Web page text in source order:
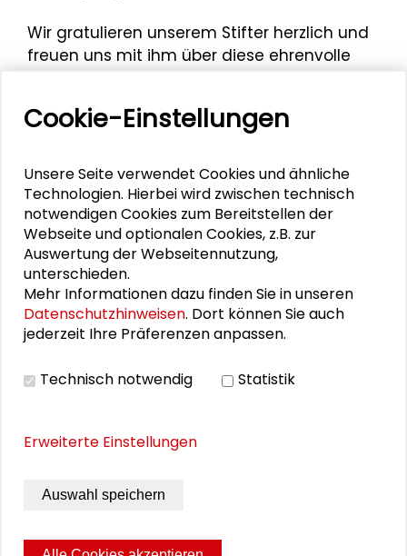
Wir gratulieren unserem Stifter herzlich und
freuen uns mit ihm über diese ehrenvolle
Mehr zum Thema
Schader-Dialog 1/25: „Bleibt alles anders“
Schader-Dialog 2/24: „Versäumte Bilder“
Schader-Dialog 1/24: „Willkommen in meiner
Wirklichkeit“
Schader-Dialog 2/23: „Klimaterroristen“
THEMEN ZU DIESEM BEITRAG
Kommunikation und Kultur
Cookie-Einstellungen
Unsere Seite verwendet Cookies und ähnliche
Technologien. Hierbei wird zwischen technisch
notwendigen Cookies zum Bereitstellen der
Webseite und optionalen Cookies, z.B. zur
Auswertung der Webseitennutzung,
unterschieden.
Mehr Informationen dazu finden Sie in unseren
Datenschutzhinweisen. Dort können Sie auch
jederzeit Ihre Präferenzen anpassen.
Technisch notwendig Statistik
Erweiterte Einstellungen
Auswahl speichern